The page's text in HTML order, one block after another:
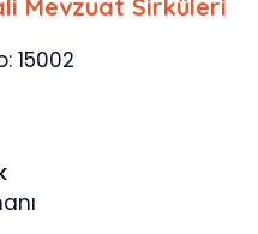
Mevzuat Sirküleri
15002